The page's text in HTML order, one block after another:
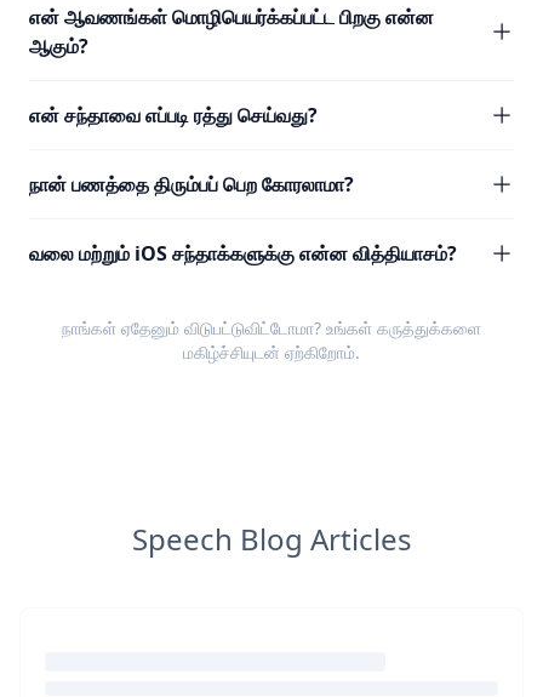
என் ஆவணங்கள் மொழிபெயர்க்கப்பட்ட பிறகு என்ன
ஆகும்?
என் சந்தாவை எப்படி ரத்து செய்வது?
நான் பணத்தை திரும்பப் பெற கோரலாமா?
வலை மற்றும் iOS சந்தாக்களுக்கு என்ன வித்தியாசம்?
நாங்கள் ஏதேனும் விடுபட்டுவிட்டோமா? உங்கள் கருத்துக்களை
மகிழ்ச்சியுடன் ஏற்கிறோம்.
Speech Blog Articles